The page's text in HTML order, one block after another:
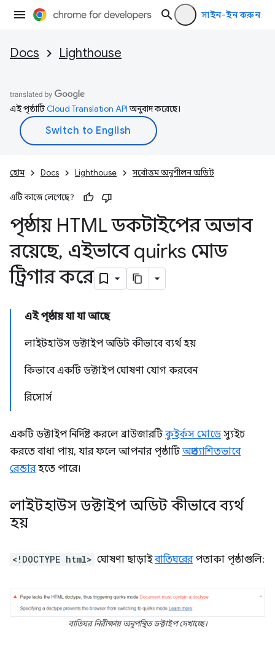
সাইন-ইন করুন
Docs Lighthouse
এই পৃষ্ঠাটিCloud Translation APIঅনুবাদ করেছে।
হোম Docs Lighthouse সর্বোত্তম অনুশীলন অডিট
এটি কাজে লেগেছে?
পৃষ্ঠায় HTML ডকটাইপের অভাব
রয়েছে, এইভাবে quirks মোড
ট্রিগার করে
এই পৃষ্ঠায় যা যা আছে
লাইটহাউস ডক্টাইপ অডিট কীভাবে ব্যর্থ হয়
কিভাবে একটি ডক্টাইপ ঘোষণা যোগ করবেন
রিসোর্স
একটি ডক্টাইপ নির্দিষ্ট করলে ব্রাউজারটিকুইর্কস মোডেস্যুইচ
করতে বাধা পায়, যার ফলে আপনার পৃষ্ঠাটিঅপ্রত্যাশিতভাবে
রেন্ডারহতে পারে।
লাইটহাউস ডক্টাইপ অডিট কীভাবে ব্যর্থ
হয়
<!DOCTYPE html> ঘোষণা ছাড়াইবাতিঘরেরপতাকা পৃষ্ঠাগুলি:
বাতিঘর নিরীক্ষায় অনুপস্থিত ডক্টাইপ দেখাচ্ছে।